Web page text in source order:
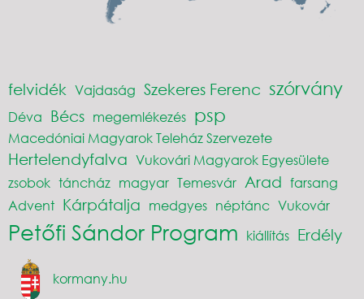
felvidék Vajdaság Szekeres Ferenc szórvány
Déva Bécs megemlékezés psp
Macedóniai Magyarok Teleház Szervezete
Hertelendyfalva Vukovári Magyarok Egyesülete
zsobok táncház magyar Temesvár Arad farsang
Advent Kárpátalja medgyes néptánc Vukovár
Petőfi Sándor Program kiállítás Erdély
kormany.hu